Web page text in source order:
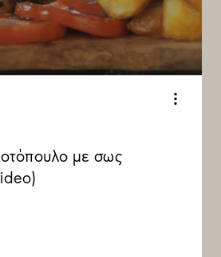
με σως